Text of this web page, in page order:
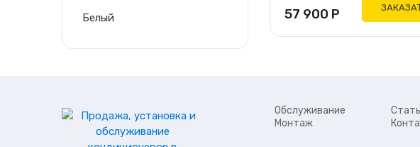
57 900 Р
Белый
Обслуживание
Монтаж